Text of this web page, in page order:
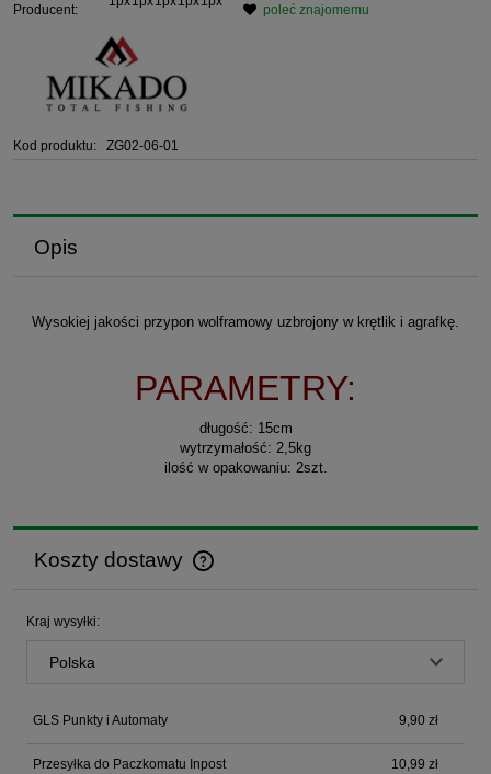
Producent:
Kod produktu: ZG02-06-01
poleć znajomemu
Opis
Wysokiej jakości przypon wolframowy uzbrojony w krętlik i agrafkę.
PARAMETRY:
długość: 15cm
wytrzymałość: 2,5kg
ilość w opakowaniu: 2szt.
Koszty dostawy
Cena nie zawiera ewentualnych kosztów płatności
Kraj wysyłki:
GLS Punkty i Automaty 9,90 zł
Przesyłka do Paczkomatu Inpost 10,99 zł